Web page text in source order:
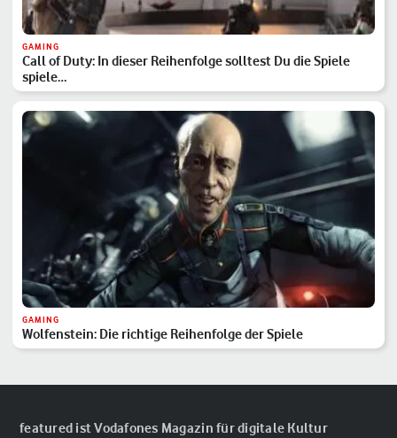
GAMING
Call of Duty: In dieser Reihenfolge solltest Du die Spiele
spiele…
GAMING
Wolfenstein: Die richtige Reihenfolge der Spiele
featured ist Vodafones Magazin für digitale Kultur